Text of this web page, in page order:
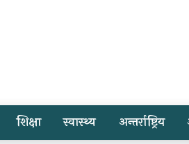
शिक्षा स्वास्थ्य अन्तर्राष्ट्रिय